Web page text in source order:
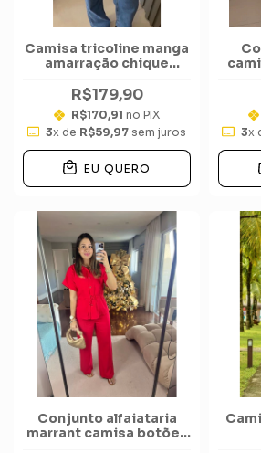
Camisa tricoline manga
amarração chique
R$179,90
R$170,91 no PIX
3x de R$59,97 sem juros
EU QUERO
3x
Conjunto alfaiataria
marrant camisa botões